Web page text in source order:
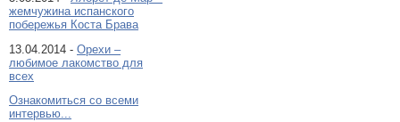
жемчужина испанского
побережья Коста Брава
13.04.2014 - Орехи –
любимое лакомство для
всех
Ознакомиться со всеми
интервью...